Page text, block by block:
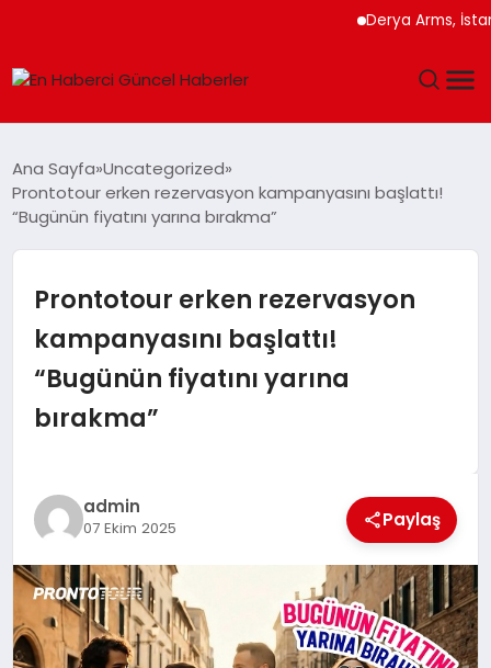
Derya Arms, İstanbul
SPOR
MAGAZIN
EKONOMI
SIYASET
Ana Sayfa Uncategorized
Prontotour erken rezervasyon kampanyasını başlattı!
“Bugünün fiyatını yarına bırakma”
Prontotour erken rezervasyon
kampanyasını başlattı!
“Bugünün fiyatını yarına
bırakma”
admin
07 Ekim 2025 Paylaş